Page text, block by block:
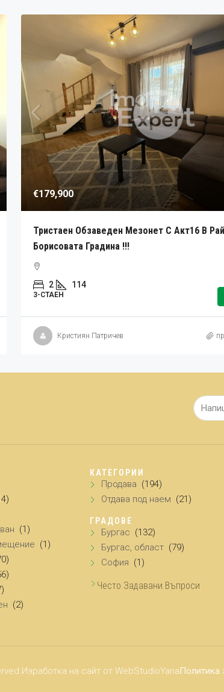
€179,900
Тристаен Обзаведен Мезонет С Акт16 В
Борисовата Градина !!!
2 114
3-СТАЕН
Кристиян Патричев
(1)
(1)
(2)
КАТЕГОРИИ
Продава (194)
Отдава под наем (21)
ГРАДОВЕ
Бургас (132)
Бургас, област (79)
София (1)
Често Задавани Въпроси
Изработка на сайт от WebStudioYanaПолитика